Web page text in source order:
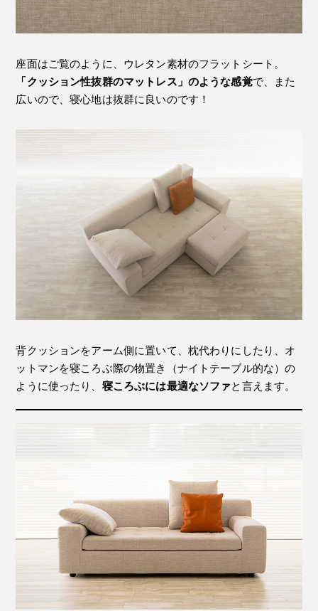
座面はご覧のように、ウレタン素材のフラットシート。
「クッション性抜群のマットレス」のような感覚で、また
広いので、寝心地は抜群に良いのです！
背クッションをアーム側に置いて、枕代わりにしたり、オ
ットマンを寝ころぶ際の物置き（ナイトテーブル的な）の
ように使ったり、 寝ころぶには最適なソファと言えます。